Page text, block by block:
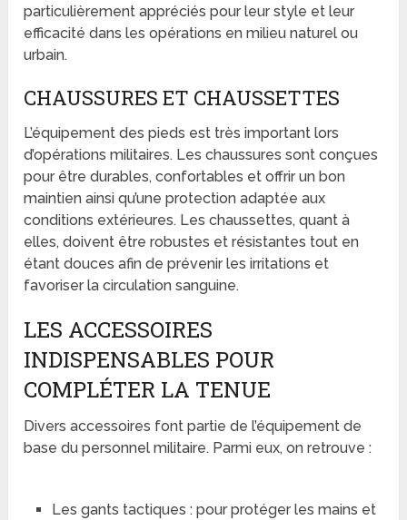
particulièrement appréciés pour leur style et leur
efficacité dans les opérations en milieu naturel ou
urbain.
CHAUSSURES ET CHAUSSETTES
L’équipement des pieds est très important lors
d’opérations militaires. Les chaussures sont conçues
pour être durables, confortables et offrir un bon
maintien ainsi qu’une protection adaptée aux
conditions extérieures. Les chaussettes, quant à
elles, doivent être robustes et résistantes tout en
étant douces afin de prévenir les irritations et
favoriser la circulation sanguine.
LES ACCESSOIRES
INDISPENSABLES POUR
COMPLÉTER LA TENUE
Divers accessoires font partie de l’équipement de
base du personnel militaire. Parmi eux, on retrouve :
Les gants tactiques : pour protéger les mains et